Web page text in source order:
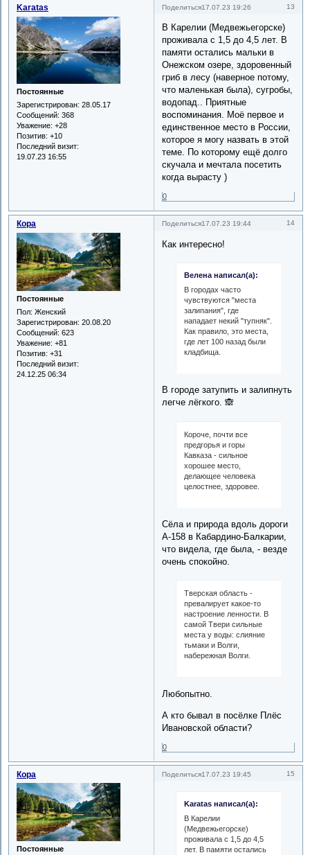
Поделиться 13
17.07.23 19:26
Karatas
Постоянные
Зарегистрирован: 28.05.17
Сообщений: 368
Уважение: +28
Позитив: +10
Последний визит:
19.07.23 16:55
В Карелии (Медвежьегорске)
проживала с 1,5 до 4,5 лет. В
памяти остались мальки в
Онежском озере, здоровенный
гриб в лесу (наверное потому,
что маленькая была), сугробы,
водопад.. Приятные
воспоминания. Моё первое и
единственное место в России,
которое я могу назвать в этой
теме. По которому ещё долго
скучала и мечтала посетить
когда вырасту )
0
Поделиться 14
17.07.23 19:44
Кора
Постоянные
Пол: Женский
Зарегистрирован: 20.08.20
Сообщений: 623
Уважение: +81
Позитив: +31
Последний визит:
24.12.25 06:34
Как интересно!
Велена написал(а):
В городах часто
чувствуются "места
залипания", где
нападает некий "тупняк".
Как правило, это места,
где лет 100 назад были
кладбища.
В городе затупить и залипнуть
легче лёгкого. 🙈
Короче, почти все
предгорья и горы
Кавказа - сильное
хорошее место,
делающее человека
целостнее, здоровее.
Сёла и природа вдоль дороги
А-158 в Кабардино-Балкарии,
что видела, где была, - везде
очень спокойно.
Тверская область -
превалирует какое-то
настроение ленности. В
самой Твери сильные
места у воды: слияние
тьмаки и Волги,
набережная Волги.
Любопытно.
А кто бывал в посёлке Плёс
Ивановской области?
0
Поделиться 15
17.07.23 19:45
Кора
Постоянные
Karatas написал(а):
В Карелии
(Медвежьегорске)
проживала с 1,5 до 4,5
лет. В памяти остались